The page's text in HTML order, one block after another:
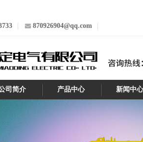
870926904@qq.com
司简介 产品中心 新闻中